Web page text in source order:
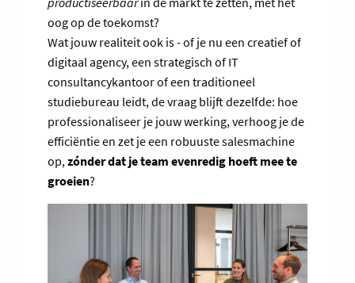
oog op de toekomst?
Wat jouw realiteit ook is - of je nu een creatief of
digitaal agency, een strategisch of IT
consultancykantoor of een traditioneel
studiebureau leidt, de vraag blijft dezelfde: hoe
professionaliseer je jouw werking, verhoog je de
efficiëntie en zet je een robuuste salesmachine
op,zónder dat je team evenredig hoeft mee te
groeien?